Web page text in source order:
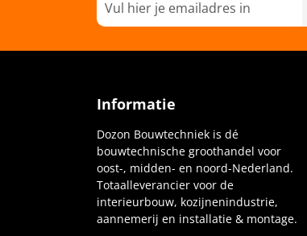
Informatie
Dozon Bouwtechniek is dé
bouwtechnische groothandel voor
oost-, midden- en noord-Nederland.
Totaalleverancier voor de
interieurbouw, kozijnenindustrie,
aannemerij en installatie & montage.